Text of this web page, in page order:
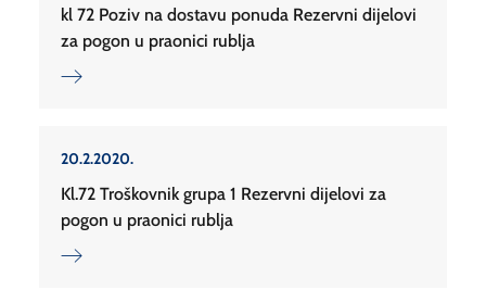
kl 72 Poziv na dostavu ponuda Rezervni dijelovi
za pogon u praonici rublja
20.2.2020.
Kl.72 Troškovnik grupa 1 Rezervni dijelovi za
pogon u praonici rublja